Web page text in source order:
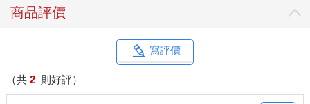
商品評價
寫評價
（共 2 則好評）